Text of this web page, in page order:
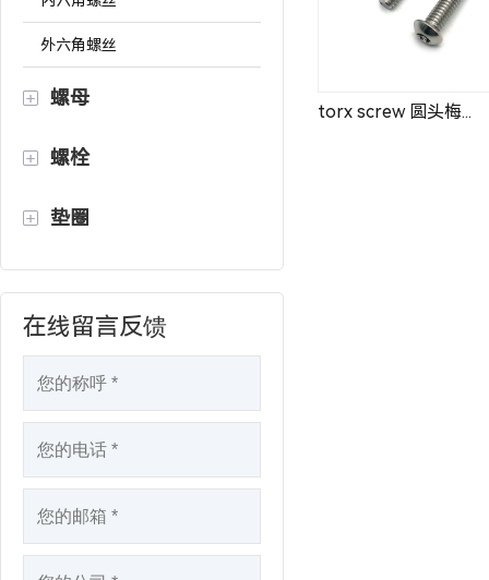
外六角螺丝
螺母
螺栓
垫圈
在线留言反馈
torx screw 圆头梅...